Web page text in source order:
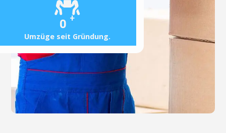
0 +
Umzüge seit Gründung.